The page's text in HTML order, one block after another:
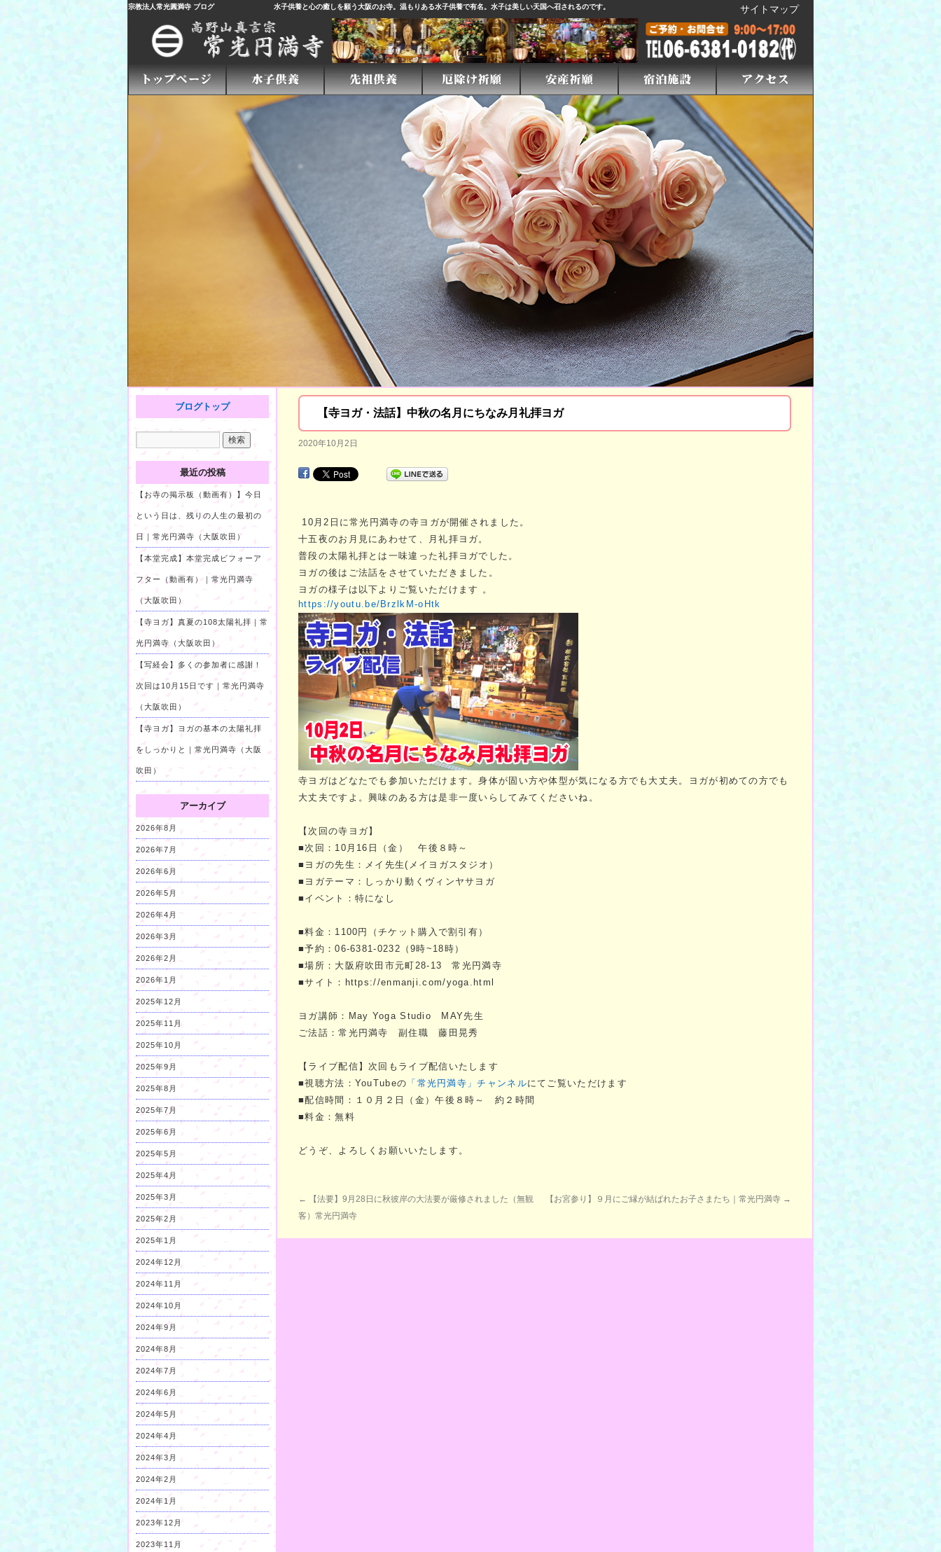
宗教法人常光圓満寺 ブログ 水子供養と心の癒しを願う大阪のお寺。温もりある水子供養で有名。水子は美しい天国へ召されるのです。 サイトマップ
【寺ヨガ・法話】中秋の名月にちなみ月礼拝ヨガ
2020年10月2日
10月2日に常光円満寺の寺ヨガが開催されました。
十五夜のお月見にあわせて、月礼拝ヨガ。
普段の太陽礼拝とは一味違った礼拝ヨガでした。
ヨガの後はご法話をさせていただきました。
ヨガの様子は以下よりご覧いただけます 。
https://youtu.be/BrzlkM-oHtk
寺ヨガはどなたでも参加いただけます。身体が固い方や体型が気になる方でも大丈夫。ヨガが初めての方でも
大丈夫ですよ。興味のある方は是非一度いらしてみてくださいね。
【次回の寺ヨガ】
■次回：10月16日（金） 午後８時～
■ヨガの先生：メイ先生(メイヨガスタジオ）
■ヨガテーマ：しっかり動くヴィンヤサヨガ
■イベント：特になし
■料金：1100円（チケット購入で割引有）
■予約：06-6381-0232（9時~18時）
■場所：大阪府吹田市元町28-13 常光円満寺
■サイト：https://enmanji.com/yoga.html
ヨガ講師：May Yoga Studio MAY先生
ご法話：常光円満寺 副住職 藤田晃秀
【ライブ配信】次回もライブ配信いたします
■視聴方法：YouTubeの 「常光円満寺」チャンネルにてご覧いただけます
■配信時間：１０月２日（金）午後８時～ 約２時間
■料金：無料
どうぞ、よろしくお願いいたします。
←
【法要】9月28日に秋彼岸の大法要が厳修されました（無観
客）常光円満寺
【お宮参り】９月にご縁が結ばれたお子さまたち｜常光円満寺 →
ブログトップ
最近の投稿
【お寺の掲示板（動画有）】今日
という日は、残りの人生の最初の
日｜常光円満寺（大阪吹田）
【本堂完成】本堂完成ビフォーア
フター（動画有）｜常光円満寺
（大阪吹田）
【寺ヨガ】真夏の108太陽礼拝｜常
光円満寺（大阪吹田）
【写経会】多くの参加者に感謝！
次回は10月15日です｜常光円満寺
（大阪吹田）
【寺ヨガ】ヨガの基本の太陽礼拝
をしっかりと｜常光円満寺（大阪
吹田）
アーカイブ
2026年8月
2026年7月
2026年6月
2026年5月
2026年4月
2026年3月
2026年2月
2026年1月
2025年12月
2025年11月
2025年10月
2025年9月
2025年8月
2025年7月
2025年6月
2025年5月
2025年4月
2025年3月
2025年2月
2025年1月
2024年12月
2024年11月
2024年10月
2024年9月
2024年8月
2024年7月
2024年6月
2024年5月
2024年4月
2024年3月
2024年2月
2024年1月
2023年12月
2023年11月